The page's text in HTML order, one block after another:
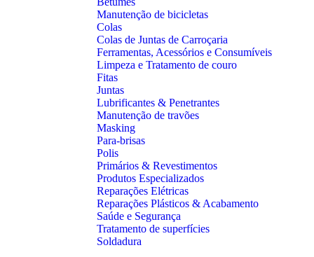
Manutenção de bicicletas
Colas
Colas de Juntas de Carroçaria
Ferramentas, Acessórios e Consumíveis
Limpeza e Tratamento de couro
Fitas
Juntas
Lubrificantes & Penetrantes
Manutenção de travões
Masking
Para-brisas
Polis
Primários & Revestimentos
Produtos Especializados
Reparações Elétricas
Reparações Plásticos & Acabamento
Saúde e Segurança
Tratamento de superfícies
Soldadura